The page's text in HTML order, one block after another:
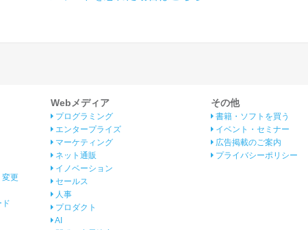
更
ド
Webメディア
プログラミング
エンタープライズ
マーケティング
ネット通販
イノベーション
セールス
人事
プロダクト
AI
その他
書籍・ソフトを買う
イベント・セミナー
広告掲載のご案内
プライバシーポリシー